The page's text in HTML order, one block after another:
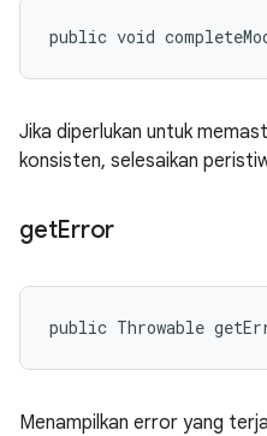
public void
Jika diperlukan untuk
konsisten, selesaikan
getError
public Throwable
Menampilkan error yang